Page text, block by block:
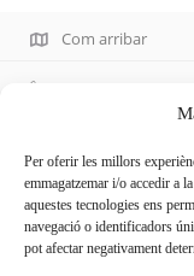
Per oferir les millors
emmagatzemar i/o accedir a
aquestes tecnologies ens
navegació o identificadors
pot afectar negativament
Com arribar
Descripció